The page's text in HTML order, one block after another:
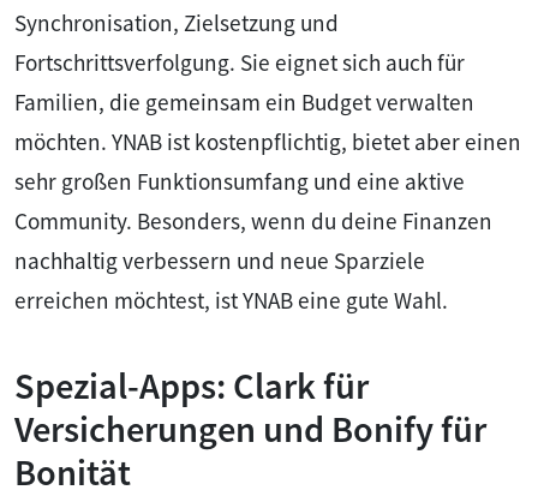
Synchronisation, Zielsetzung und
Fortschrittsverfolgung. Sie eignet sich auch für
Familien, die gemeinsam ein Budget verwalten
möchten. YNAB ist kostenpflichtig, bietet aber einen
sehr großen Funktionsumfang und eine aktive
Community. Besonders, wenn du deine Finanzen
nachhaltig verbessern und neue Sparziele
erreichen möchtest, ist YNAB eine gute Wahl.
Spezial-Apps: Clark für
Versicherungen und Bonify für
Bonität